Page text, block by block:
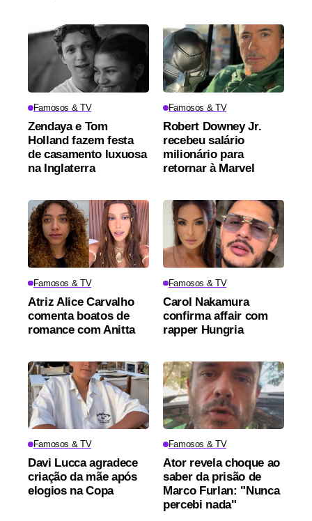
Famosos & TV
Zendaya e Tom
Holland fazem festa
de casamento luxuosa
na Inglaterra
Famosos & TV
Robert Downey Jr.
recebeu salário
milionário para
retornar à Marvel
Famosos & TV
Atriz Alice Carvalho
comenta boatos de
romance com Anitta
Famosos & TV
Carol Nakamura
confirma affair com
rapper Hungria
Famosos & TV
Davi Lucca agradece
criação da mãe após
elogios na Copa
Famosos & TV
Ator revela choque ao
saber da prisão de
Marco Furlan: "Nunca
percebi nada"